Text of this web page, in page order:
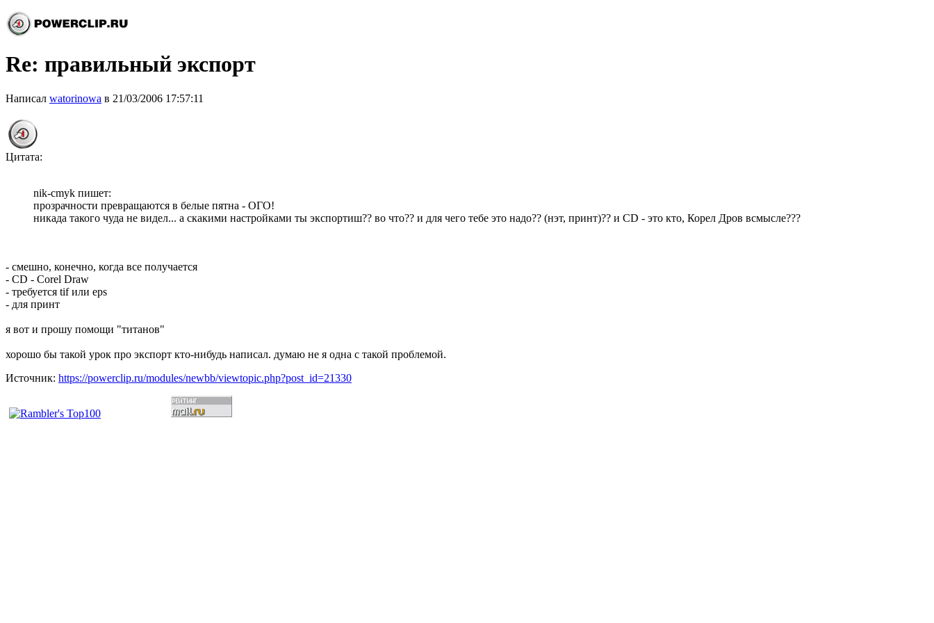
Re: правильный экспорт
Написал watorinowa в 21/03/2006 17:57:11
Цитата:
nik-cmyk пишет:
прозрачности превращаются в белые пятна - ОГО!
никада такого чуда не видел... а скакими настройками ты экспортиш?? во что?? и для чего тебе это надо?? (нэт, принт)?? и CD - это кто, Корел Дров всмысле???
- смешно, конечно, когда все получается
- CD - Corel Draw
- требуется tif или eps
- для принт
я вот и прошу помощи "титанов"
хорошо бы такой урок про экспорт кто-нибудь написал. думаю не я одна с такой проблемой.
Источник: https://powerclip.ru/modules/newbb/viewtopic.php?post_id=21330